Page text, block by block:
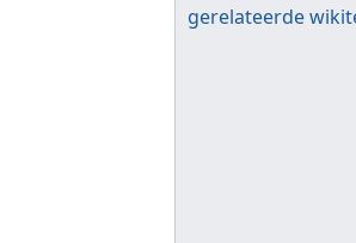
gerelateerde